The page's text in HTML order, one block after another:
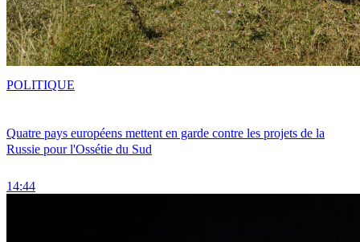
Quatre pays européens mettent en garde contre les projets de la
Russie pour l'Ossétie du Sud
14:44
POLITIQUE